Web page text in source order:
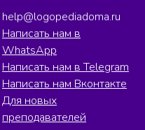
help@logopediadoma.ru
Написать нам в
WhatsApp
Написать нам в Telegram
Написать нам Вконтакте
Для новых
преподавателей